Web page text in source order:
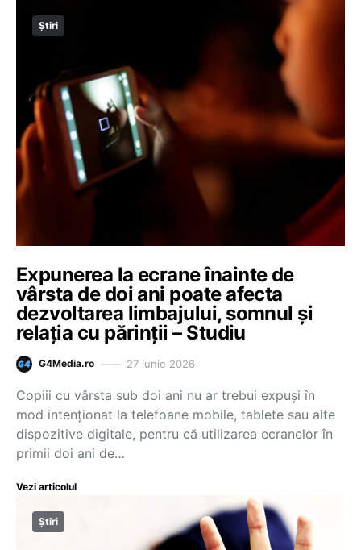
Știri
Expunerea la ecrane înainte de
vârsta de doi ani poate afecta
dezvoltarea limbajului, somnul și
relația cu părinții – Studiu
G4Media.ro 27 iunie 2026
Copiii cu vârsta sub doi ani nu ar trebui expuși în
mod intenționat la telefoane mobile, tablete sau alte
dispozitive digitale, pentru că utilizarea ecranelor în
primii doi ani de…
Vezi articolul
Știri